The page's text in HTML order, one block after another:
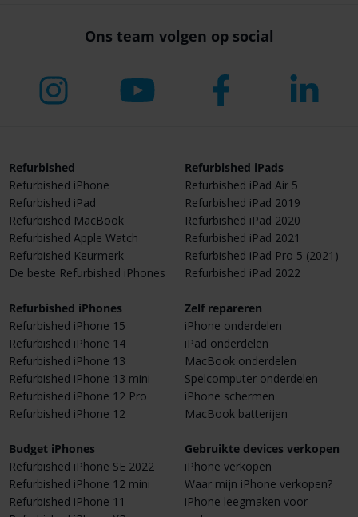
Ons team volgen op social
Refurbished
Refurbished iPhone
Refurbished iPad
Refurbished MacBook
Refurbished Apple Watch
Refurbished Keurmerk
De beste Refurbished iPhones
Refurbished iPhones
Refurbished iPhone 15
Refurbished iPhone 14
Refurbished iPhone 13
Refurbished iPhone 13 mini
Refurbished iPhone 12 Pro
Refurbished iPhone 12
Budget iPhones
Refurbished iPhone SE 2022
Refurbished iPhone 12 mini
Refurbished iPhone 11
Refurbished iPads
Refurbished iPad Air 5
Refurbished iPad 2019
Refurbished iPad 2020
Refurbished iPad 2021
Refurbished iPad Pro 5 (2021)
Refurbished iPad 2022
Zelf repareren
iPhone onderdelen
iPad onderdelen
MacBook onderdelen
Spelcomputer onderdelen
iPhone schermen
MacBook batterijen
Gebruikte devices verkopen
iPhone verkopen
Waar mijn iPhone verkopen?
iPhone leegmaken voor